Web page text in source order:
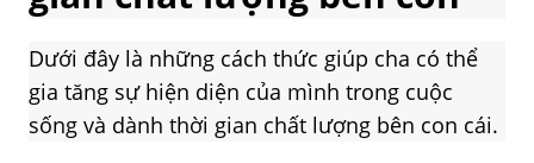
Dưới đây là những cách thức giúp cha có thể
gia tăng sự hiện diện của mình trong cuộc
sống và dành thời gian chất lượng bên con cái.